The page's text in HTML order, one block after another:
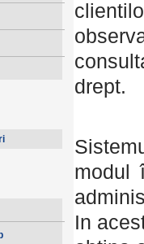
drept.
modul
In